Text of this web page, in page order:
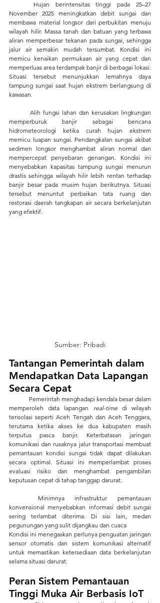
November 2025 meningkatkan debit sungai dan
membawa material longsor dari perbukitan menuju
wilayah hilir. Massa tanah dan batuan yang terbawa
aliran memperbesar tekanan pada sungai, sehingga
jalur air semakin mudah tersumbat. Kondisi ini
memicu kenaikan permukaan air yang cepat dan
memperluas area terdampak banjir di berbagai lokasi.
Situasi tersebut menunjukkan lemahnya daya
tampung sungai saat hujan ekstrem berlangsung di
kawasan.
memperburuk banjir sebagai bencana
hidrometeorologi ketika curah hujan ekstrem
memicu luapan sungai. Pendangkalan sungai akibat
sedimen longsor menghambat aliran normal dan
mempercepat penyebaran genangan. Kondisi ini
menyebabkan kapasitas tampung sungai menurun
drastis sehingga wilayah hilir lebih rentan terhadap
banjir besar pada musim hujan berikutnya. Situasi
tersebut menuntut perbaikan tata ruang dan
restorasi daerah tangkapan air secara berkelanjutan
yang efektif.
Sumber: Pribadi
Tantangan Pemerintah dalam
Mendapatkan Data Lapangan
Secara Cepat
memperoleh data lapangan real-time di wilayah
terisolasi seperti Aceh Tengah dan Aceh Tenggara,
terutama ketika akses ke dua kabupaten masih
terputus pasca banjir. Keterbatasan jaringan
komunikasi dan rusaknya jalur transportasi membuat
pemantauan kondisi sungai tidak dapat dilakukan
secara optimal. Situasi ini memperlambat proses
evaluasi risiko dan menghambat pengambilan
keputusan cepat di tahap tanggap darurat.
konvensional menyebabkan informasi debit sungai
sering terlambat diterima. Di sisi lain, medan
pegunungan yang sulit dijangkau dan cuaca
Kondisi ini menegaskan perlunya penguatan jaringan
sensor otomatis dan sistem komunikasi alternatif
untuk memastikan ketersediaan data berkelanjutan
selama situasi darurat.
Peran Sistem Pemantauan
Tinggi Muka Air Berbasis IoT